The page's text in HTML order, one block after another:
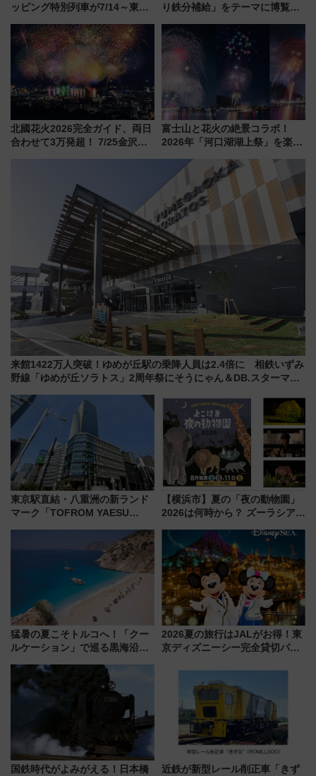
ッピング特別列車が7/14～東
ー！ 注目の編成やデザインまと
り鉄分補給」をテーマに博覧会
14日から 新車両「トキイロ」体
験ブースも アクセスや申込方法
を解説
北國花火2026完全ガイド、両日
合わせて3万発超！ 7/25金沢大
とめ（石川県）
富士山と花火の絶景コラボ！
2026年「河口湖湖上祭」を楽し
ススメ
来館1422万人突破！ゆめが丘駅の乗降人員は2.4倍に 相鉄いずみ
野線「ゆめが丘ソラトス」2周年祭にそうにゃん＆DB.スターマン
東京駅直結・八重洲の新ランド
マーク「TOFROM YAESU
ないバスターミナル直結でスキ
【横浜市】夏の「夜の動物園」
2026は何時から？ ズーラシア・
見どころ、限定イベントを徹底
解説！
猛暑の夏こそトルコへ！「クー
ルケーション」で巡る黒海沿岸
連検索数が前年比237％増、ナ
ショジオも認める『2026年に訪
れるべき世界の旅先』
2026夏の旅行はJALがお得！東
京ディズニーシー完全貸切パー
線に2回搭乗」
国鉄時代がよみがえる！日本橋
近鉄が新型レール削正車「きず